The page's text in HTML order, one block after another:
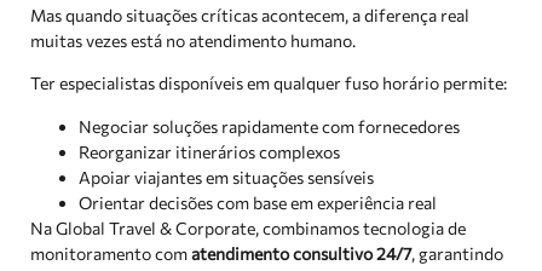
Mas quando situações críticas acontecem, a diferença real
muitas vezes está no atendimento humano.
Ter especialistas disponíveis em qualquer fuso horário permite:
Negociar soluções rapidamente com fornecedores
Reorganizar itinerários complexos
Apoiar viajantes em situações sensíveis
Orientar decisões com base em experiência real
Na Global Travel & Corporate, combinamos tecnologia de
monitoramento comatendimento consultivo 24/7, garantindo